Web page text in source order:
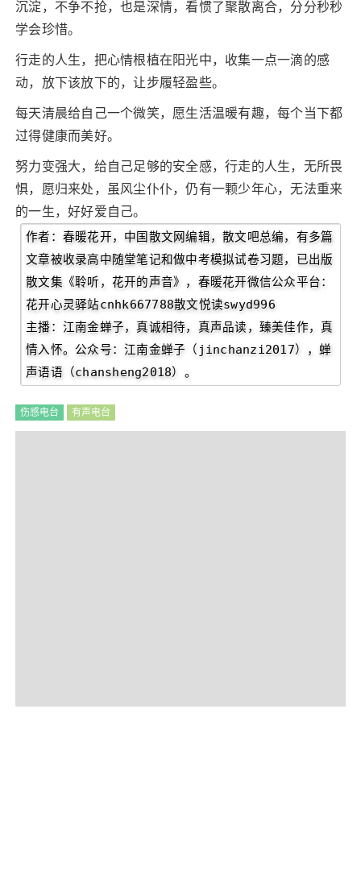
沉淀，不争不抢，也是深情，看惯了聚散离合，分分秒秒
学会珍惜。
行走的人生，把心情根植在阳光中，收集一点一滴的感
动，放下该放下的，让步履轻盈些。
每天清晨给自己一个微笑，愿生活温暖有趣，每个当下都
过得健康而美好。
努力变强大，给自己足够的安全感，行走的人生，无所畏
惧，愿归来处，虽风尘仆仆，仍有一颗少年心，无法重来
的一生，好好爱自己。
作者：春暖花开，中国散文网编辑，散文吧总编，有多篇
文章被收录高中随堂笔记和做中考模拟试卷习题，已出版
散文集《聆听，花开的声音》，春暖花开微信公众平台：
花开心灵驿站cnhk667788散文悦读swyd996
主播：江南金蝉子，真诚相待，真声品读，臻美佳作，真
情入怀。公众号：江南金蝉子（jinchanzi2017），蝉
声语语（chansheng2018）。
伤感电台 有声电台